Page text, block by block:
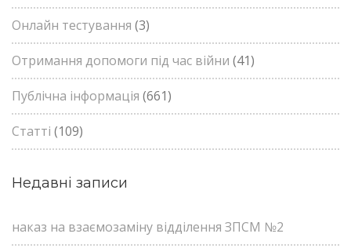
Онлайн тестування (3)
Отримання допомоги під час війни (41)
Публічна інформація (661)
Статті (109)
Недавні записи
наказ на взаємозаміну відділення ЗПСМ №2